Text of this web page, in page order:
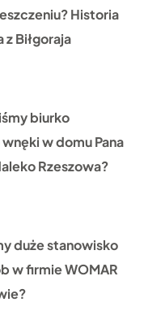
Historia
z Biłgoraja
biurko
w domu Pana
Rzeszowa?
duże stanowisko
w firmie WOMAR